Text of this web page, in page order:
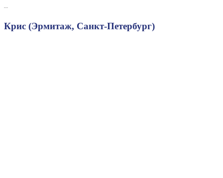
Крис (Эрмитаж, Санкт-Петербург)